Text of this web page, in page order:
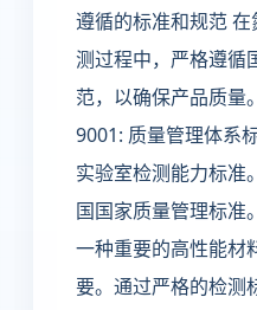
遵循的标准和规范
测过程中，严格遵循
范，以确保产品质量
9001: 质量管理体系
实验室检测能力标准
国国家质量管理标准
一种重要的高性能材
要。通过严格的检测